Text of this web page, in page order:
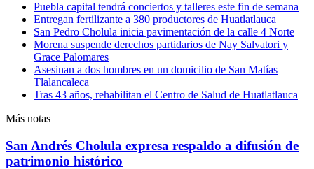
Puebla capital tendrá conciertos y talleres este fin de semana
Entregan fertilizante a 380 productores de Huatlatlauca
San Pedro Cholula inicia pavimentación de la calle 4 Norte
Morena suspende derechos partidarios de Nay Salvatori y
Grace Palomares
Asesinan a dos hombres en un domicilio de San Matías
Tlalancaleca
Tras 43 años, rehabilitan el Centro de Salud de Huatlatlauca
Más notas
San Andrés Cholula expresa respaldo a difusión de
patrimonio histórico